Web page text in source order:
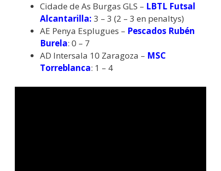
Cidade de As Burgas GLS – LBTL Futsal
Alcantarilla: 3 – 3 (2 – 3 en penaltys)
AE Penya Esplugues – Pescados Rubén
Burela: 0 – 7
AD Intersala 10 Zaragoza – MSC
Torreblanca: 1 – 4